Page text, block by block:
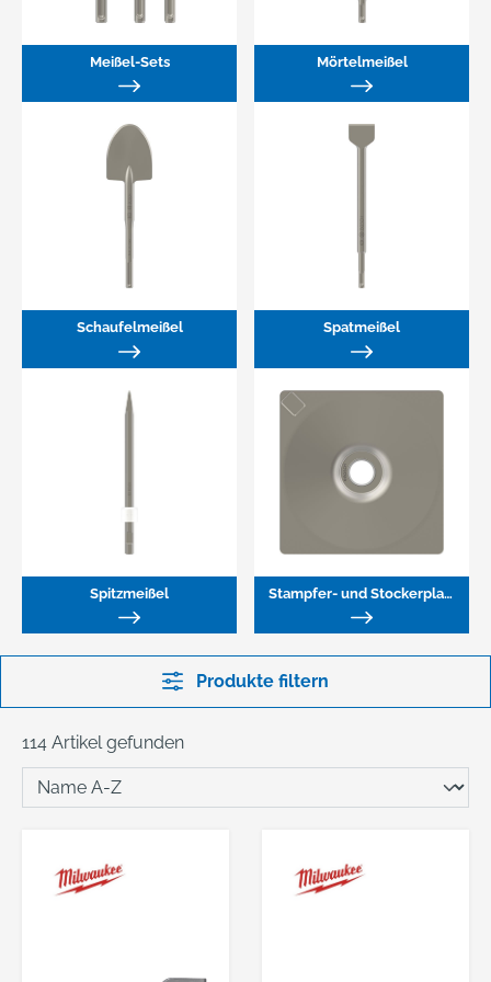
Meißel-Sets Mörtelmeißel
Schaufelmeißel Spatmeißel
Spitzmeißel Stampfer- und Stockerplatten
Produkte filtern
114 Artikel gefunden